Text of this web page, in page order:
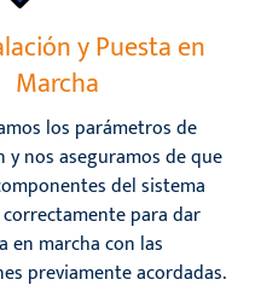
y Puesta en
Marcha
los parámetros de
y nos aseguramos de que
del sistema
para dar
en marcha con las
previamente acordadas.